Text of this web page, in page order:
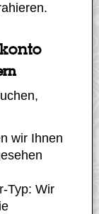
wir Ihnen
Typ: Wir